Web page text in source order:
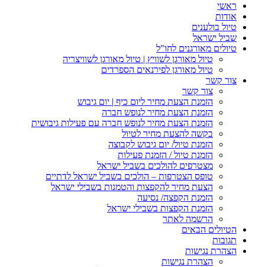
ראשי
אודות
טיול בולענים
שביל ישראל
טיולים מאורגנים לחו"ל
טיול מאורגן לשוויץ | טיול מאורגן לשוויצריה
טיול מאורגן לפירנאים הספרדים
צור קשר
צור קשר
הזמנת הצעת מחיר ליום כיף | יום גיבוש
הזמנת הצעת מחיר לנופש חברה
הזמנת הצעת מחיר לנופש חברה עם פעילות גיבושית
בקשה להצעת מחיר לטיול
הזמנת טיול/ יום גיבוש לקבוצה
הזמנת טיול / הזמנת פעילות
מצטרפים להולכים בשביל ישראל
טופס הצטרפות – הולכים בשביל ישראל לדתיים
הצעת מחיר להקפצות והטמנות בשבילי ישראל
הזמנת הקפצה/ נסיעה
הזמנת הקפצות בשבילי ישראל
הרשמה לאתר
הטיולים הבאים
תגובות
הצהרת נגישות
הצהרת נגישות